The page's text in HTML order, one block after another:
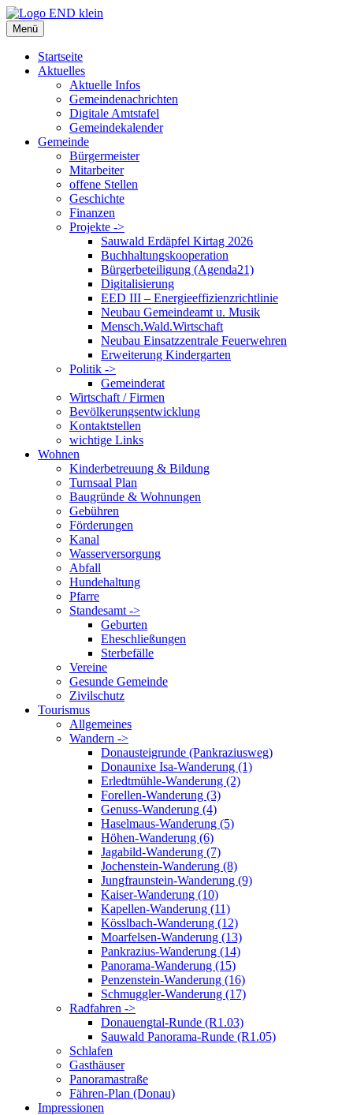
Zum
Inhalt
springen
Menü
Startseite
Aktuelles
Aktuelle Infos
Gemeindenachrichten
Digitale Amtstafel
Gemeindekalender
Gemeinde
Bürgermeister
Mitarbeiter
offene Stellen
Geschichte
Finanzen
Projekte ->
Sauwald Erdäpfel Kirtag 2026
Buchhaltungskooperation
Bürgerbeteiligung (Agenda21)
Digitalisierung
EED III – Energieeffizienzrichtlinie
Neubau Gemeindeamt u. Musik
Mensch.Wald.Wirtschaft
Neubau Einsatzzentrale Feuerwehren
Erweiterung Kindergarten
Politik ->
Gemeinderat
Wirtschaft / Firmen
Bevölkerungsentwicklung
Kontaktstellen
wichtige Links
Wohnen
Kinderbetreuung & Bildung
Turnsaal Plan
Baugründe & Wohnungen
Gebühren
Förderungen
Kanal
Wasserversorgung
Abfall
Hundehaltung
Pfarre
Standesamt ->
Geburten
Eheschließungen
Sterbefälle
Vereine
Gesunde Gemeinde
Zivilschutz
Tourismus
Allgemeines
Wandern ->
Donausteigrunde (Pankraziusweg)
Donaunixe Isa-Wanderung (1)
Erledtmühle-Wanderung (2)
Forellen-Wanderung (3)
Genuss-Wanderung (4)
Haselmaus-Wanderung (5)
Höhen-Wanderung (6)
Jagabild-Wanderung (7)
Jochenstein-Wanderung (8)
Jungfraunstein-Wanderung (9)
Kaiser-Wanderung (10)
Kapellen-Wanderung (11)
Kösslbach-Wanderung (12)
Moarfelsen-Wanderung (13)
Pankrazius-Wanderung (14)
Panorama-Wanderung (15)
Penzenstein-Wanderung (16)
Schmuggler-Wanderung (17)
Radfahren ->
Donauengtal-Runde (R1.03)
Sauwald Panorama-Runde (R1.05)
Schlafen
Gasthäuser
Panoramastraße
Fähren-Plan (Donau)
Impressionen